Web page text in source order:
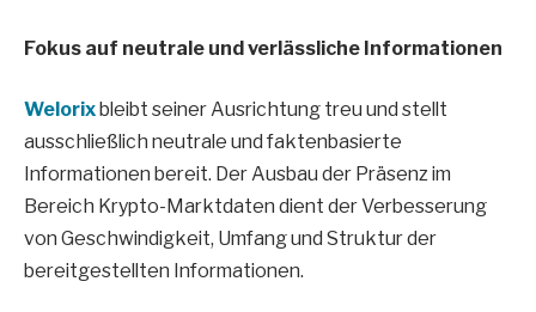
Fokus auf neutrale und verlässliche Informationen
Welorix bleibt seiner Ausrichtung treu und stellt
ausschließlich neutrale und faktenbasierte
Informationen bereit. Der Ausbau der Präsenz im
Bereich Krypto-Marktdaten dient der Verbesserung
von Geschwindigkeit, Umfang und Struktur der
bereitgestellten Informationen.